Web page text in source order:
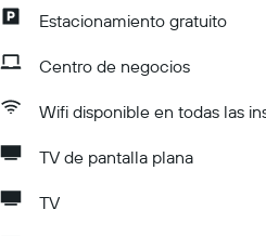
Estacionamiento gratuito
Centro de negocios
Wifi disponible en todas las
TV de pantalla plana
TV